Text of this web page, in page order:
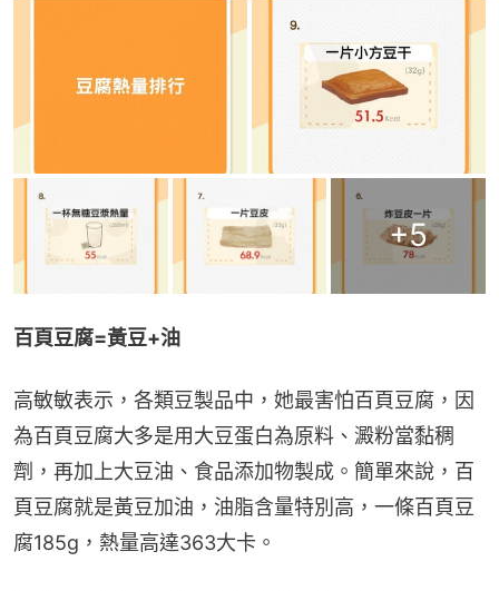
+5
百頁豆腐=黃豆+油
高敏敏表示，各類豆製品中，她最害怕百頁豆腐，因
為百頁豆腐大多是用大豆蛋白為原料、澱粉當黏稠
劑，再加上大豆油、食品添加物製成。簡單來說，百
頁豆腐就是黃豆加油，油脂含量特別高，一條百頁豆
腐185g，熱量高達363大卡。